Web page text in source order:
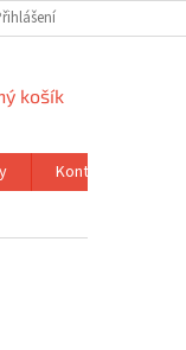
košík
Kontakty